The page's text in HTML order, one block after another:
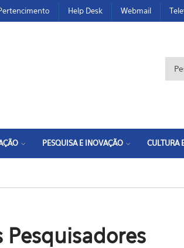
Help Desk Webmail
PESQUISA E INOVAÇÃO CULTURA
Pesquisadores